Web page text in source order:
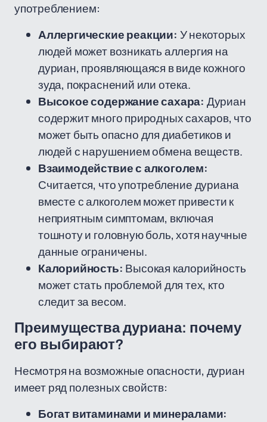
употреблением:
Аллергические реакции: У некоторых
людей может возникать аллергия на
дуриан, проявляющаяся в виде кожного
зуда, покраснений или отека.
Высокое содержание сахара: Дуриан
содержит много природных сахаров, что
может быть опасно для диабетиков и
людей с нарушением обмена веществ.
Взаимодействие с алкоголем:
Считается, что употребление дуриана
вместе с алкоголем может привести к
неприятным симптомам, включая
тошноту и головную боль, хотя научные
данные ограничены.
Калорийность: Высокая калорийность
может стать проблемой для тех, кто
следит за весом.
Преимущества дуриана: почему
его выбирают?
Несмотря на возможные опасности, дуриан
имеет ряд полезных свойств:
Богат витаминами и минералами: